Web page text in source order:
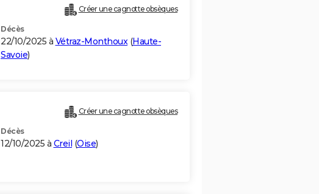
Créer une cagnotte obsèques
Décès
22/10/2025 à Vétraz-Monthoux(Haute-
Savoie)
Créer une cagnotte obsèques
Décès
12/10/2025 à Creil (Oise)